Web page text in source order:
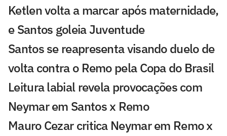
Ketlen volta a marcar após maternidade,
e Santos goleia Juventude
Santos se reapresenta visando duelo de
volta contra o Remo pela Copa do Brasil
Leitura labial revela provocações com
Neymar em Santos x Remo
Mauro Cezar critica Neymar em Remo x